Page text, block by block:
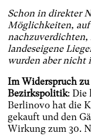
Schon in direkter
Möglichkeiten, auf
nachzuverdichten,
landeseigene
wurden aber nicht
Im Widerspruch zu
Bezirkspolitik: Die
Berlinovo hat die
gekauft und den
Wirkung zum 30.